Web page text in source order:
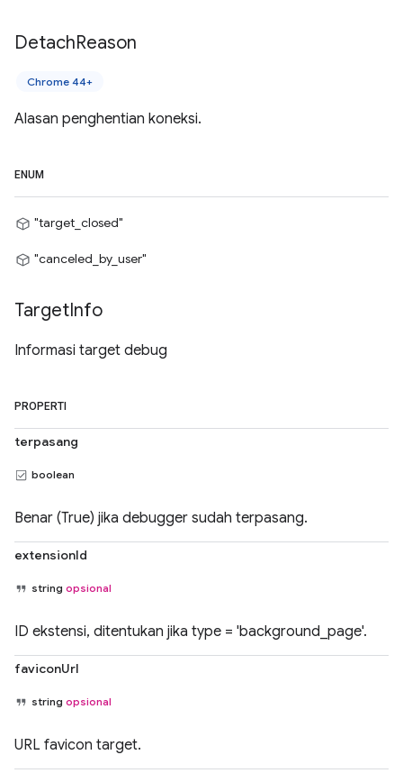
DetachReason
Chrome 44+
Alasan penghentian koneksi.
ENUM
"target_closed"
"canceled_by_user"
TargetInfo
Informasi target debug
PROPERTI
terpasang
boolean
Benar (True) jika debugger sudah terpasang.
extensionId
string opsional
ID ekstensi, ditentukan jika type = 'background_page'.
faviconUrl
string opsional
URL favicon target.